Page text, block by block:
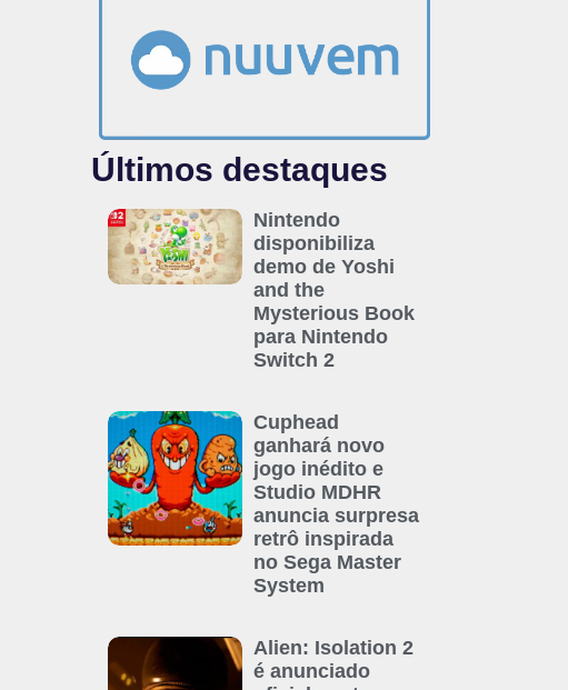
Últimos destaques
Nintendo
disponibiliza
demo de Yoshi
and the
Mysterious Book
para Nintendo
Switch 2
Cuphead
ganhará novo
jogo inédito e
Studio MDHR
anuncia surpresa
retrô inspirada
no Sega Master
System
Alien: Isolation 2
é anunciado